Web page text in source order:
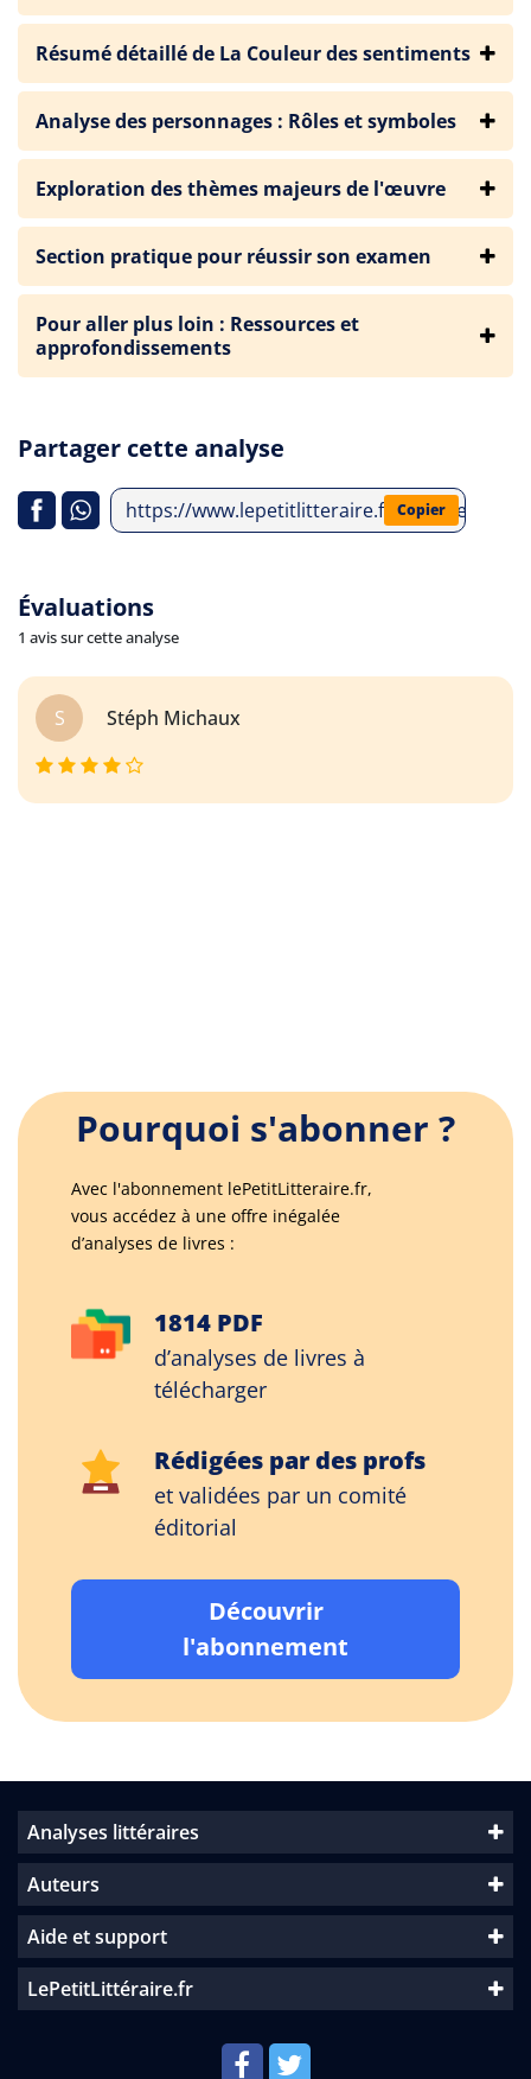
Résumé détaillé de La Couleur des sentiments
Analyse des personnages : Rôles et symboles
Exploration des thèmes majeurs de l'œuvre
Section pratique pour réussir son examen
Pour aller plus loin : Ressources et
approfondissements
Partager cette analyse
https://www.lepetitlitteraire.fr/analyses-
Copier
Évaluations
1 avis sur cette analyse
S Stéph Michaux
Pourquoi s'abonner ?
Avec l'abonnement lePetitLitteraire.fr,
vous accédez à une offre inégalée
d’analyses de livres :
1814 PDF
d’analyses de livres à
télécharger
Rédigées par des profs
et validées par un comité
éditorial
Découvrir
l'abonnement
Analyses littéraires
Auteurs
Aide et support
LePetitLittéraire.fr